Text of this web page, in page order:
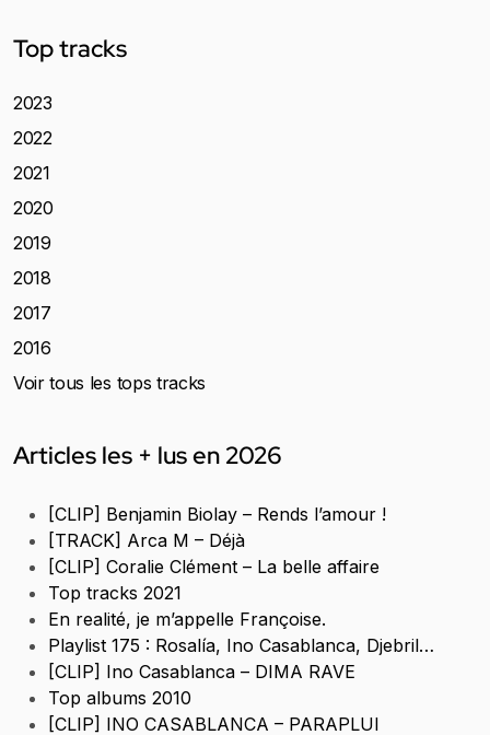
Top tracks
2023
2022
2021
2020
2019
2018
2017
2016
Voir tous les tops tracks
Articles les + lus en 2026
[CLIP] Benjamin Biolay – Rends l’amour !
[TRACK] Arca M – Déjà
[CLIP] Coralie Clément – La belle affaire
Top tracks 2021
En realité, je m’appelle Françoise.
Playlist 175 : Rosalía, Ino Casablanca, Djebril…
[CLIP] Ino Casablanca – DIMA RAVE
Top albums 2010
[CLIP] INO CASABLANCA – PARAPLUI